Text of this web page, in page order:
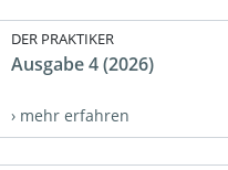
DER PRAKTIKER
Ausgabe 4 (2026)
› mehr erfahren